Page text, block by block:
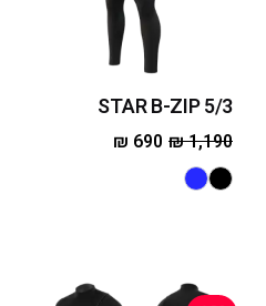
STAR B-ZIP 5/3
₪1,190
₪ 690